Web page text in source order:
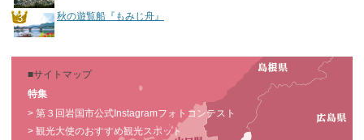
秋の遊覧船『もみじ舟』
■サイトマップ
特集
> 第３回岩国市公式Instagramフォトコンテスト
> 観光大使のおすすめ観光スポット